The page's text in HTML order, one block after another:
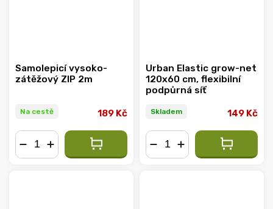
Samolepicí vysoko-
zátěžový ZIP 2m
Na cestě 189 Kč
Urban Elastic grow-net
120x60 cm, flexibilní
podpůrná síť
Skladem 149 Kč